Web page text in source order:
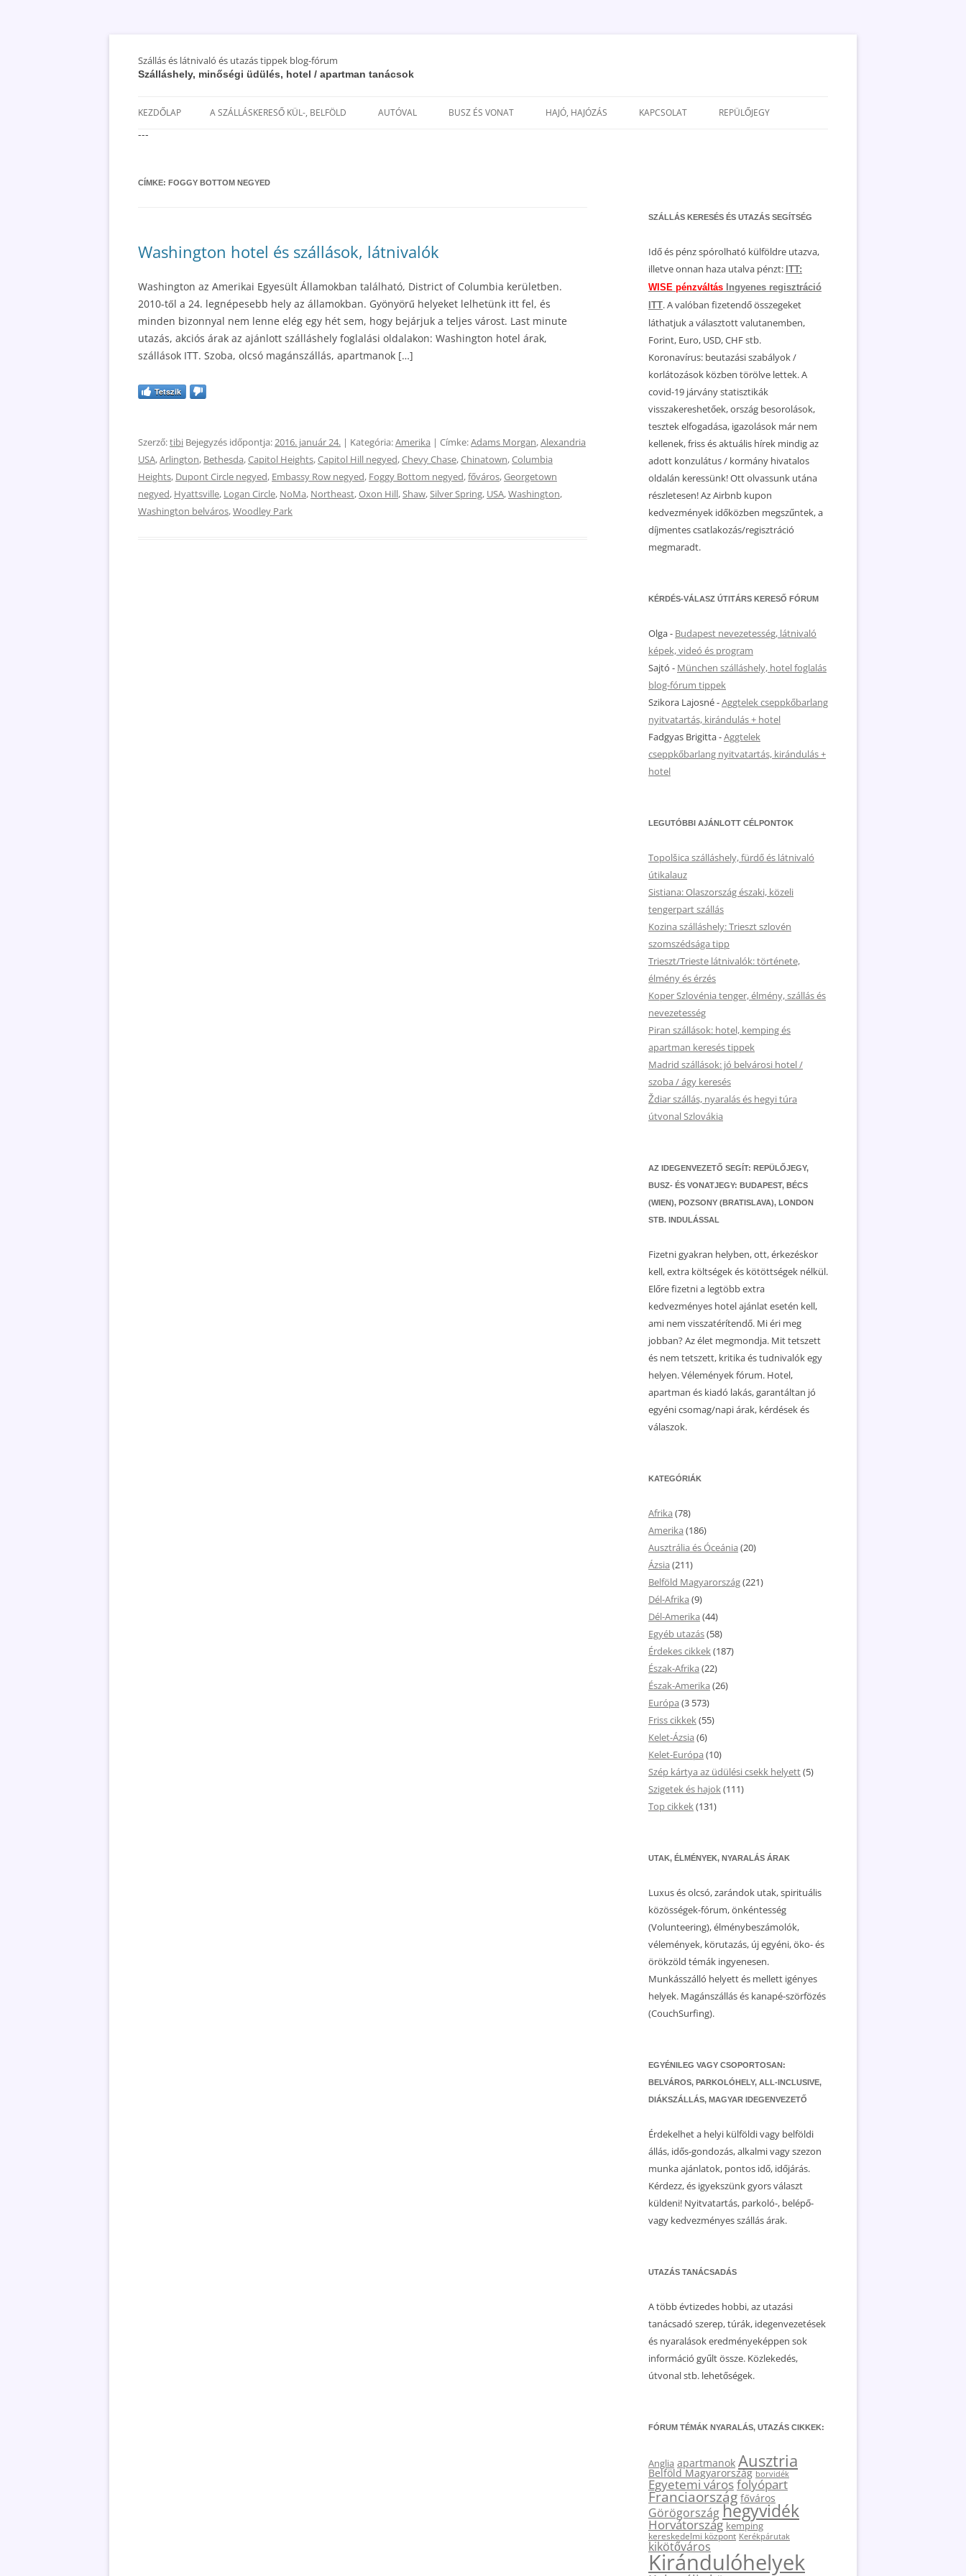
Szállás és látnivaló és utazás tippek blog-fórum
Szálláshely, minőségi üdülés, hotel / apartman tanácsok
a
KEZDŐLAP A SZÁLLÁSKERESŐ KÜL-, BELFÖLD AUTÓVAL BUSZ ÉS VONAT HAJÓ, HAJÓZÁS KAPCSOLAT REPÜLŐJEGY
---
CÍMKE: FOGGY BOTTOM NEGYED
Washington hotel és szállások, látnivalók
Washington az Amerikai Egyesült Államokban található, District of Columbia kerületben.
2010-től a 24. legnépesebb hely az államokban. Gyönyörű helyeket lelhetünk itt fel, és
minden bizonnyal nem lenne elég egy hét sem, hogy bejárjuk a teljes várost. Last minute
utazás, akciós árak az ajánlott szálláshely foglalási oldalakon: Washington hotel árak,
szállások ITT. Szoba, olcsó magánszállás, apartmanok […]
Tetszik
Szerző:tibi Bejegyzés időpontja:2016. január 24. | Kategória:Amerika | Címke:Adams Morgan,Alexandria
USA,Arlington, Bethesda,Capitol Heights,Capitol Hill negyed,Chevy Chase,Chinatown,Columbia
Heights, Dupont Circle negyed, Embassy Row negyed, Foggy Bottom negyed,főváros,Georgetown
negyed, Hyattsville, Logan Circle, NoMa, Northeast,Oxon Hill,Shaw,Silver Spring, USA,Washington,
Washington belváros,Woodley Park
SZÁLLÁS KERESÉS ÉS UTAZÁS SEGÍTSÉG
Idő és pénz spórolható külföldre utazva,
illetve onnan haza utalva pénzt: ITT:
WISE pénzváltás Ingyenes regisztráció
ITT. A valóban fizetendő összegeket
láthatjuk a választott valutanemben,
Forint, Euro, USD, CHF stb.
Koronavírus: beutazási szabályok /
korlátozások közben törölve lettek. A
covid-19 járvány statisztikák
visszakereshetőek, ország besorolások,
tesztek elfogadása, igazolások már nem
kellenek, friss és aktuális hírek mindig az
adott konzulátus / kormány hivatalos
oldalán keressünk! Ott olvassunk utána
részletesen! Az Airbnb kupon
kedvezmények időközben megszűntek, a
díjmentes csatlakozás/regisztráció
megmaradt.
KÉRDÉS-VÁLASZ ÚTITÁRS KERESŐ FÓRUM
Olga- Budapest nevezetesség, látnivaló
képek, videó és program
Sajtó - München szálláshely, hotel foglalás
blog-fórum tippek
Szikora Lajosné-Aggtelek cseppkőbarlang
nyitvatartás, kirándulás + hotel
Fadgyas Brigitta-Aggtelek
cseppkőbarlang nyitvatartás, kirándulás +
hotel
LEGUTÓBBI AJÁNLOTT CÉLPONTOK
Topolšica szálláshely, fürdő és látnivaló
útikalauz
Sistiana: Olaszország északi, közeli
tengerpart szállás
Kozina szálláshely: Trieszt szlovén
szomszédsága tipp
Trieszt/Trieste látnivalók: története,
élmény és érzés
Koper Szlovénia tenger, élmény, szállás és
nevezetesség
Piran szállások: hotel, kemping és
apartman keresés tippek
Madrid szállások: jó belvárosi hotel /
szoba / ágy keresés
Ždiar szállás, nyaralás és hegyi túra
útvonal Szlovákia
AZ IDEGENVEZETŐ SEGÍT: REPÜLŐJEGY,
BUSZ- ÉS VONATJEGY: BUDAPEST, BÉCS
(WIEN), POZSONY (BRATISLAVA), LONDON
STB. INDULÁSSAL
Fizetni gyakran helyben, ott, érkezéskor
kell, extra költségek és kötöttségek nélkül.
Előre fizetni a legtöbb extra
kedvezményes hotel ajánlat esetén kell,
ami nem visszatérítendő. Mi éri meg
jobban? Az élet megmondja. Mit tetszett
és nem tetszett, kritika és tudnivalók egy
helyen. Vélemények fórum. Hotel,
apartman és kiadó lakás, garantáltan jó
egyéni csomag/napi árak, kérdések és
válaszok.
KATEGÓRIÁK
Afrika (78)
Amerika (186)
Ausztrália és Óceánia (20)
Ázsia (211)
Belföld Magyarország(221)
Dél-Afrika (9)
Dél-Amerika (44)
Egyéb utazás(58)
Érdekes cikkek(187)
Észak-Afrika (22)
Észak-Amerika (26)
Európa (3 573)
Friss cikkek(55)
Kelet-Ázsia (6)
Kelet-Európa (10)
Szép kártya az üdülési csekk helyett(5)
Szigetek és hajok(111)
Top cikkek(131)
UTAK, ÉLMÉNYEK, NYARALÁS ÁRAK
Luxus és olcsó, zarándok utak, spirituális
közösségek-fórum, önkéntesség
(Volunteering), élménybeszámolók,
vélemények, körutazás, új egyéni, öko- és
örökzöld témák ingyenesen.
Munkásszálló helyett és mellett igényes
helyek. Magánszállás és kanapé-szörfözés
(CouchSurfing).
EGYÉNILEG VAGY CSOPORTOSAN:
BELVÁROS, PARKOLÓHELY, ALL-INCLUSIVE,
DIÁKSZÁLLÁS, MAGYAR IDEGENVEZETŐ
Érdekelhet a helyi külföldi vagy belföldi
állás, idős-gondozás, alkalmi vagy szezon
munka ajánlatok, pontos idő, időjárás.
Kérdezz, és igyekszünk gyors választ
küldeni! Nyitvatartás, parkoló-, belépő-
vagy kedvezményes szállás árak.
UTAZÁS TANÁCSADÁS
A több évtizedes hobbi, az utazási
tanácsadó szerep, túrák, idegenvezetések
és nyaralások eredményeképpen sok
információ gyűlt össze. Közlekedés,
útvonal stb. lehetőségek.
FÓRUM TÉMÁK NYARALÁS, UTAZÁS CIKKEK:
Anglia apartmanok Ausztria
Belföld Magyarország borvidék
Egyetemi városfolyópart
Franciaország főváros
Görögországhegyvidék
Horvátország kemping
kereskedelmi központ Kerékpárutak
kikötőváros
Kirándulóhelyek